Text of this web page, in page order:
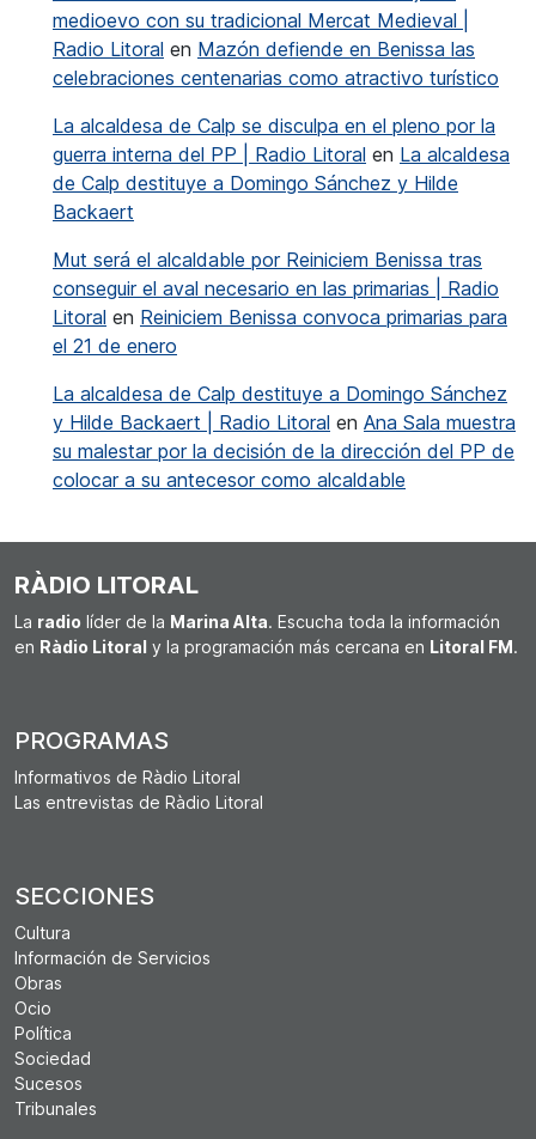
medioevo con su tradicional Mercat Medieval |
Radio Litoral en Mazón defiende en Benissa las
celebraciones centenarias como atractivo turístico
La alcaldesa de Calp se disculpa en el pleno por la
guerra interna del PP | Radio Litoral en La alcaldesa
de Calp destituye a Domingo Sánchez y Hilde
Backaert
Mut será el alcaldable por Reiniciem Benissa tras
conseguir el aval necesario en las primarias | Radio
Litoral en Reiniciem Benissa convoca primarias para
el 21 de enero
La alcaldesa de Calp destituye a Domingo Sánchez
y Hilde Backaert | Radio Litoral en Ana Sala muestra
su malestar por la decisión de la dirección del PP de
colocar a su antecesor como alcaldable
RÀDIO LITORAL
La radio líder de la Marina Alta. Escucha toda la información
en Ràdio Litoral y la programación más cercana en Litoral FM.
PROGRAMAS
Informativos de Ràdio Litoral
Las entrevistas de Ràdio Litoral
SECCIONES
Cultura
Información de Servicios
Obras
Ocio
Política
Sociedad
Sucesos
Tribunales